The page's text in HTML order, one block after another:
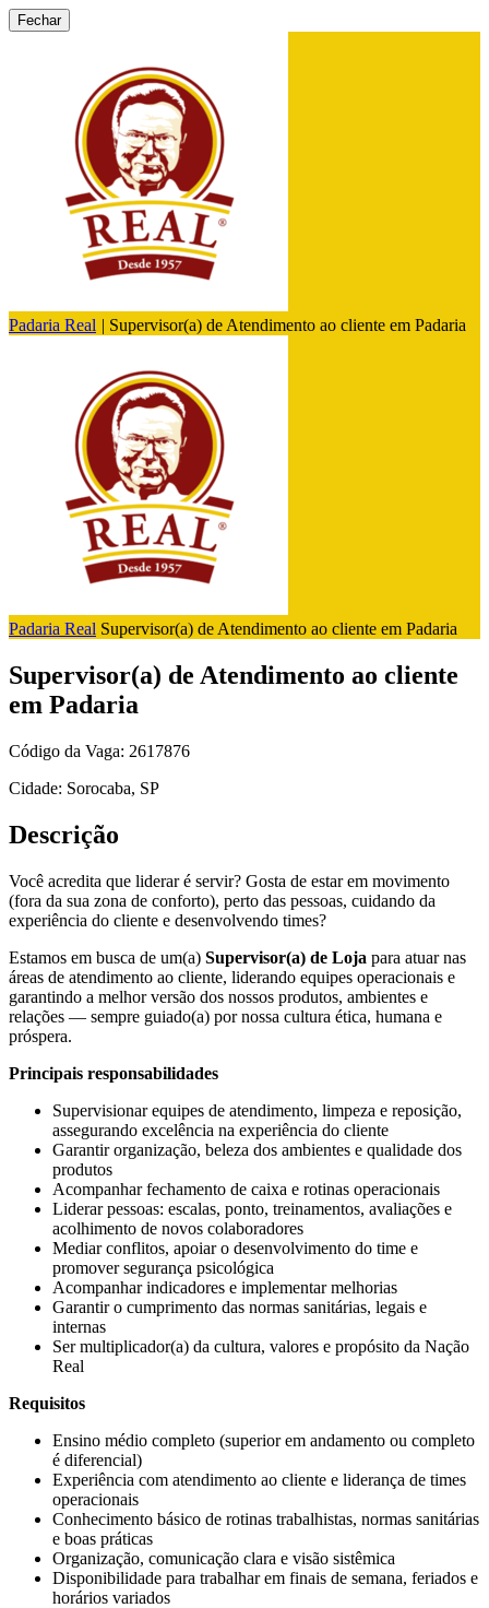
Fechar
Padaria Real | Supervisor(a) de Atendimento ao cliente em Padaria
Padaria Real Supervisor(a) de Atendimento ao cliente em Padaria
Supervisor(a) de Atendimento ao cliente
em Padaria
Código da Vaga: 2617876
Cidade: Sorocaba, SP
Descrição
Você acredita que liderar é servir? Gosta de estar em movimento
(fora da sua zona de conforto), perto das pessoas, cuidando da
experiência do cliente e desenvolvendo times?
Estamos em busca de um(a) Supervisor(a) de Loja para atuar nas
áreas de atendimento ao cliente, liderando equipes operacionais e
garantindo a melhor versão dos nossos produtos, ambientes e
relações — sempre guiado(a) por nossa cultura ética, humana e
próspera.
Principais responsabilidades
Supervisionar equipes de atendimento, limpeza e reposição,
assegurando excelência na experiência do cliente
Garantir organização, beleza dos ambientes e qualidade dos
produtos
Acompanhar fechamento de caixa e rotinas operacionais
Liderar pessoas: escalas, ponto, treinamentos, avaliações e
acolhimento de novos colaboradores
Mediar conflitos, apoiar o desenvolvimento do time e
promover segurança psicológica
Acompanhar indicadores e implementar melhorias
Garantir o cumprimento das normas sanitárias, legais e
internas
Ser multiplicador(a) da cultura, valores e propósito da Nação
Real
Requisitos
Ensino médio completo (superior em andamento ou completo
é diferencial)
Experiência com atendimento ao cliente e liderança de times
operacionais
Conhecimento básico de rotinas trabalhistas, normas sanitárias
e boas práticas
Organização, comunicação clara e visão sistêmica
Disponibilidade para trabalhar em finais de semana, feriados e
horários variados